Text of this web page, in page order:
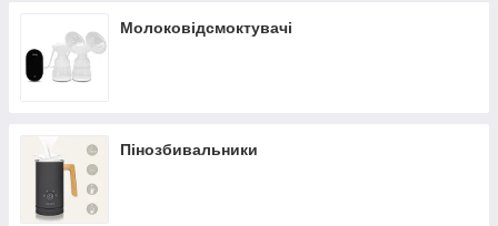
Молоковідсмоктувачі
Пінозбивальники